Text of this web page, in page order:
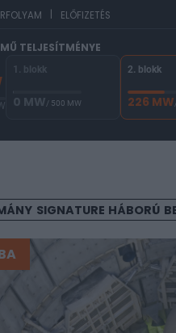
| ELŐFIZETÉS
TELJESÍTMÉNYE
1. blokk
0 MW/ 500 MW
2. blokk
226 MW
SIGNATURE HÁBORÚ